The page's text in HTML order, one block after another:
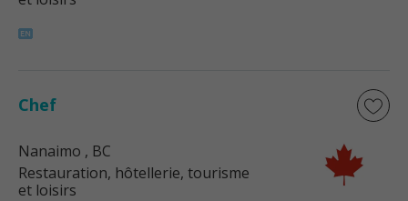
Chef
Nanaimo , BC
Restauration, hôtellerie, tourisme
et loisirs